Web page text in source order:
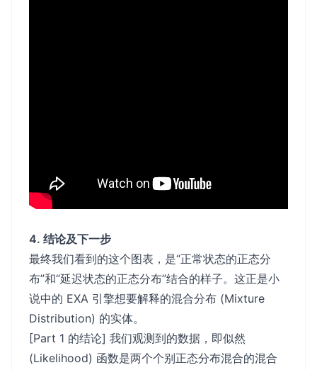
4. 结论及下一步
最终我们看到的这个图表，是“正常状态的正态分
布”和“延迟状态的正态分布”结合的样子。这正是小
说中的 EXA 引擎想要解释的混合分布 (Mixture
Distribution) 的实体。
[Part 1 的结论] 我们观测到的数据，即似然
(Likelihood) 函数是两个个别正态分布混合的混合